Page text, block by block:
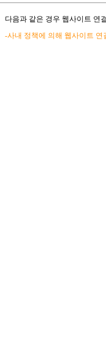
다음과 같은 경우 웹사이트 연
-사내 정책에 의해 웹사이트